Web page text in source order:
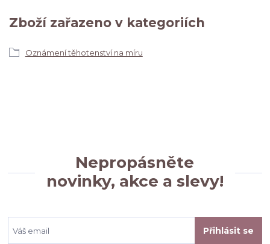
Zboží zařazeno v kategoriích
Oznámení těhotenství na míru
Nepropásněte
novinky, akce a slevy!
Přihlásit se